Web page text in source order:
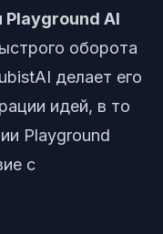
AI
оборота
делает его
идей, в то
Playground
с